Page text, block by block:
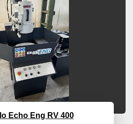
per
Echo Eng RV 400